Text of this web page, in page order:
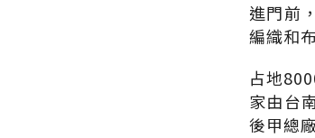
進門前
編織和
占地
家由台
後甲總